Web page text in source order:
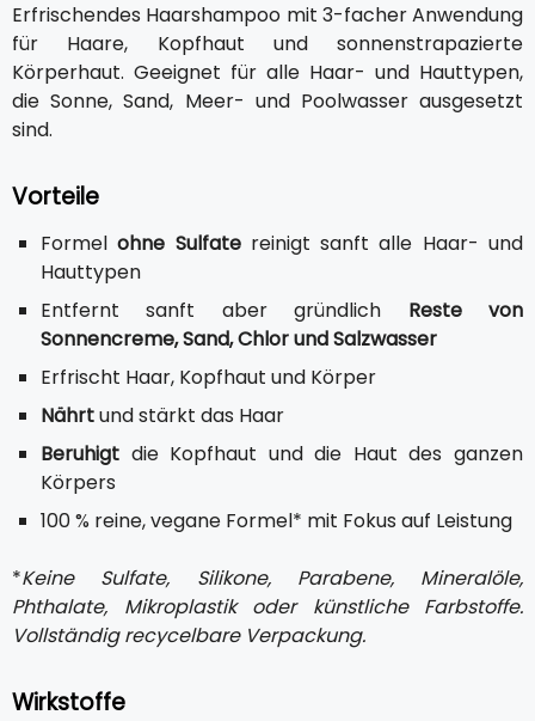
Erfrischendes Haarshampoo mit 3-facher Anwendung
für Haare, Kopfhaut und sonnenstrapazierte
Körperhaut. Geeignet für alle Haar- und Hauttypen,
die Sonne, Sand, Meer- und Poolwasser ausgesetzt
sind.
Vorteile
Formelohne Sulfatereinigt sanft alle Haar- und
Hauttypen
Entfernt sanft aber gründlich Reste von
Sonnencreme, Sand, Chlor und Salzwasser
Erfrischt Haar, Kopfhaut und Körper
Nährtund stärkt das Haar
Beruhigt die Kopfhaut und die Haut des ganzen
Körpers
100 % reine, vegane Formel* mit Fokus auf Leistung
*Keine Sulfate, Silikone, Parabene, Mineralöle,
Phthalate, Mikroplastik oder künstliche Farbstoffe.
Vollständig recycelbare Verpackung.
Wirkstoffe